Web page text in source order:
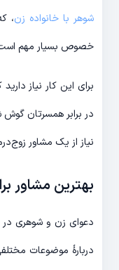
شوهر با خانواده زن،
خصوص بسیار مهم
برای این کار نیاز
در برابر همسرتان
نیاز از یک مشاور
بهترین مشاور
دعوای زن و شوهری در
دربارۀ موضوعات